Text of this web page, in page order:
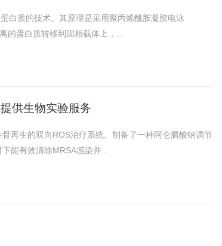
白质的技术。其原理是采用聚丙烯酰胺凝胶电泳
的蛋白质转移到固相载体上，...
供生物实验服务
再生的双向ROS治疗系统。制备了一种阿仑膦酸钠调节
能有效清除MRSA感染并...